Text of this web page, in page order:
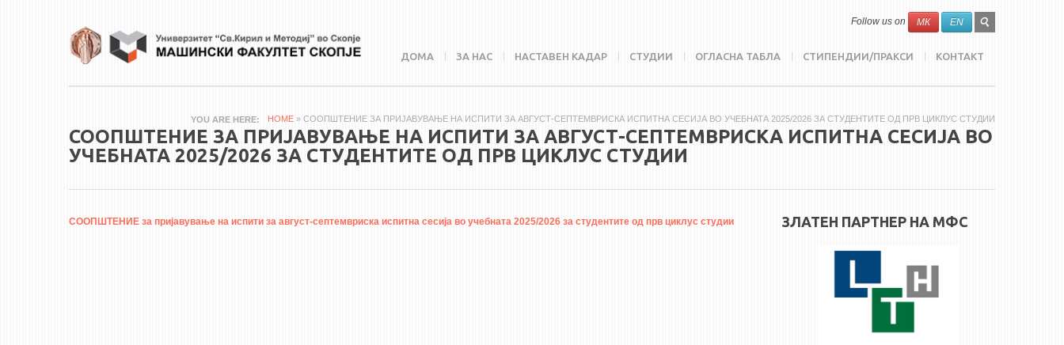
SEARCH
FORM
Search
Follow us on МК EN
ДОМА ЗА НАС НАСТАВЕН КАДАР СТУДИИ ОГЛАСНА ТАБЛА СТИПЕНДИИ/ПРАКСИ КОНТАКТ
YOU ARE HERE HOME » СООПШТЕНИЕ ЗА ПРИЈАВУВАЊЕ НА ИСПИТИ ЗА АВГУСТ-СЕПТЕМВРИСКА ИСПИТНА СЕСИЈА ВО УЧЕБНАТА 2025/2026 ЗА СТУДЕНТИТЕ ОД ПРВ ЦИКЛУС СТУДИИ
СООПШТЕНИЕ ЗА ПРИЈАВУВАЊЕ НА ИСПИТИ ЗА АВГУСТ-СЕПТЕМВРИСКА ИСПИТНА СЕСИЈА ВО
УЧЕБНАТА 2025/2026 ЗА СТУДЕНТИТЕ ОД ПРВ ЦИКЛУС СТУДИИ
СООПШТЕНИЕ за пријавување на испити за август-септемвриска испитна сесија во учебната 2025/2026 за студентите од прв циклус студии ЗЛАТЕН ПАРТНЕР НА МФС